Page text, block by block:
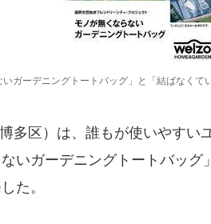
いガーデニングトートバッグ」と「結ばなくて
多区）は、誰もが使いやすい
いガーデニングトートバッ
た。